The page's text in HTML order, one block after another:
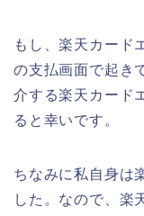
もし、楽天カード
の支払画面で起き
介する楽天カード
ると幸いです。
ちなみに私自身は
した。なので、楽